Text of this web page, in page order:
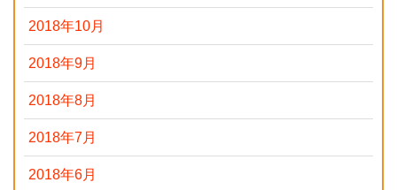
2018年10月
2018年9月
2018年8月
2018年7月
2018年6月